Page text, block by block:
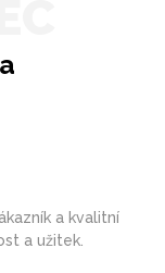
a kvalitní
a užitek.